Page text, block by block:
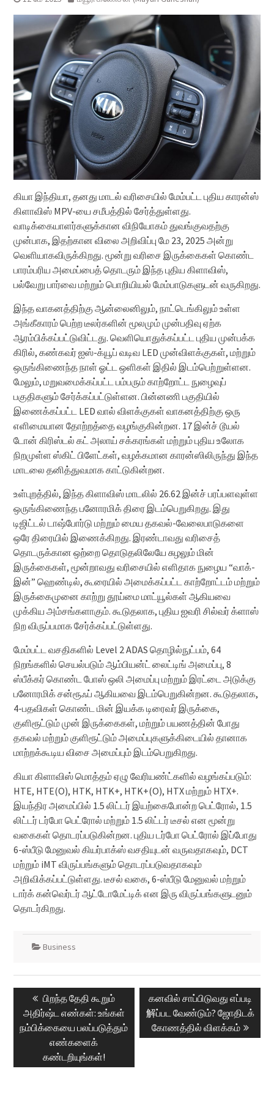
கியா இந்தியா, தனது மாடல் வரிசையில் மேம்பட்ட புதிய காரன்ஸ்
கிளாவிஸ் MPV-யை சமீபத்தில் சேர்த்துள்ளது.
வாடிக்கையாளர்களுக்கான விநியோகம் துவங்குவதற்கு
முன்பாக, இதற்கான விலை அறிவிப்பு மே 23, 2025 அன்று
வெளியாகவிருக்கிறது. மூன்று வரிசை இருக்கைகள் கொண்ட
பாரம்பரிய அமைப்பைத் தொடரும் இந்த புதிய கிளாவிஸ்,
பல்வேறு பார்வை மற்றும் பொறியியல் மேம்பாடுகளுடன் வருகிறது.
இந்த வாகனத்திற்கு ஆன்லைனிலும், நாட்டெங்கிலும் உள்ள
அங்கீகாரம் பெற்ற டீலர்களின் மூலமும் முன்பதிவு ஏற்க
ஆரம்பிக்கப்பட்டுவிட்டது. வெளியொதுக்கப்பட்ட புதிய முன்பக்க
கிரில், கண்கவர் ஐஸ்-க்யூப் வடிவ LED முன்விளக்குகள், மற்றும்
ஒருங்கிணைந்த நாள் ஓட்ட ஒளிகள் இதில் இடம்பெற்றுள்ளன.
மேலும், மறுவமைக்கப்பட்ட பம்பரும் காற்றோட்ட நுழைவுப்
பகுதிகளும் சேர்க்கப்பட்டுள்ளன. பின்னணி பகுதியில்
இணைக்கப்பட்ட LED வால் விளக்குகள் வாகனத்திற்கு ஒரு
எளிமையான தோற்றத்தை வழங்குகின்றன. 17 இன்ச் டூயல்
டோன் கிரிஸ்டல் கட் அலாய் சக்கரங்கள் மற்றும் புதிய உலோக
நிறமுள்ள ஸ்கிட் பிளேட்கள், வழக்கமான காரன்ஸிலிருந்து இந்த
மாடலை தனித்துவமாக காட்டுகின்றன.
உள்புறத்தில், இந்த கிளாவிஸ் மாடலில் 26.62 இன்ச் பரப்பளவுள்ள
ஒருங்கிணைந்த பனோரமிக் திரை இடம்பெறுகிறது. இது
டிஜிட்டல் டாஷ்போர்டு மற்றும் மைய தகவல்-வேலைபாடுகளை
ஒரே திரையில் இணைக்கிறது. இரண்டாவது வரிசைத்
தொடருக்கான ஒற்றை தொடுதலிலேயே சுழலும் மின்
இருக்கைகள், மூன்றாவது வரிசையில் எளிதாக நுழைய “வாக்-
இன்” ஹெண்டில், கூரையில் அமைக்கப்பட்ட காற்றோட்டம் மற்றும்
இருக்கைமுனை காற்று தூய்மை மாட்யூல்கள் ஆகியவை
முக்கிய அம்சங்களாகும். கூடுதலாக, புதிய ஐவரி சில்வர் க்ளாஸ்
நிற விருப்பமாக சேர்க்கப்பட்டுள்ளது.
மேம்பட்ட வசதிகளில் Level 2 ADAS தொழில்நுட்பம், 64
நிறங்களில் செயல்படும் ஆம்பியன்ட் லைட்டிங் அமைப்பு, 8
ஸ்பீக்கர் கொண்ட போஸ் ஒலி அமைப்பு மற்றும் இரட்டை அடுக்கு
பனோரமிக் சன்ரூஃப் ஆகியவை இடம்பெறுகின்றன. கூடுதலாக,
4-பதவிகள் கொண்ட மின் இயக்க டிரைவர் இருக்கை,
குளிரூட்டும் முன் இருக்கைகள், மற்றும் பயணத்தின் போது
தகவல் மற்றும் குளிரூட்டும் அமைப்புகளுக்கிடையில் தானாக
மாற்றக்கூடிய விசை அமைப்பும் இடம்பெறுகிறது.
கியா கிளாவிஸ் மொத்தம் ஏழு வேரியண்ட்களில் வழங்கப்படும்:
HTE, HTE(O), HTK, HTK+, HTK+(O), HTX மற்றும் HTX+.
இயந்திர அமைப்பில் 1.5 லிட்டர் இயற்கைபோன்ற பெட்ரோல், 1.5
லிட்டர் டர்போ பெட்ரோல் மற்றும் 1.5 லிட்டர் டீசல் என மூன்று
வகைகள் தொடரப்படுகின்றன. புதிய டர்போ பெட்ரோல் இப்போது
6-ஸ்பீடு மேனுவல் கியர்பாக்ஸ் வசதியுடன் வருவதாகவும், DCT
மற்றும் iMT விருப்பங்களும் தொடரப்படுவதாகவும்
அறிவிக்கப்பட்டுள்ளது. டீசல் வகை, 6-ஸ்பீடு மேனுவல் மற்றும்
டார்க் கன்வெர்டர் ஆட்டோமேட்டிக் என இரு விருப்பங்களுடனும்
தொடர்கிறது.
Business
navigation
Previous
post:
பிறந்த தேதி கூறும்
அதிர்ஷ்ட எண்கள்: உங்கள்
நம்பிக்கையை பலப்படுத்தும்
எண்களைக்
கண்டறியுங்கள்!
Next
post:
கனவில் சாப்பிடுவது எப்படி
解ப்பட வேண்டும்? ஜோதிடக்
கோணத்தில் விளக்கம்